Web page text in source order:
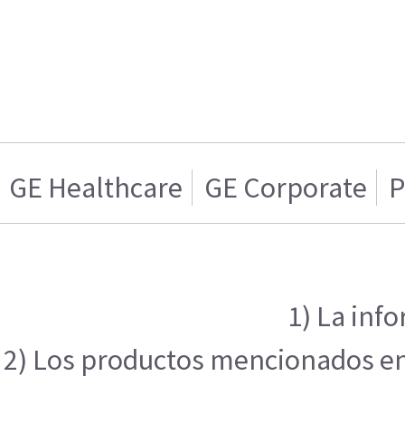
GE Healthcare GE Corporate
1) La
2) Los productos mencionados